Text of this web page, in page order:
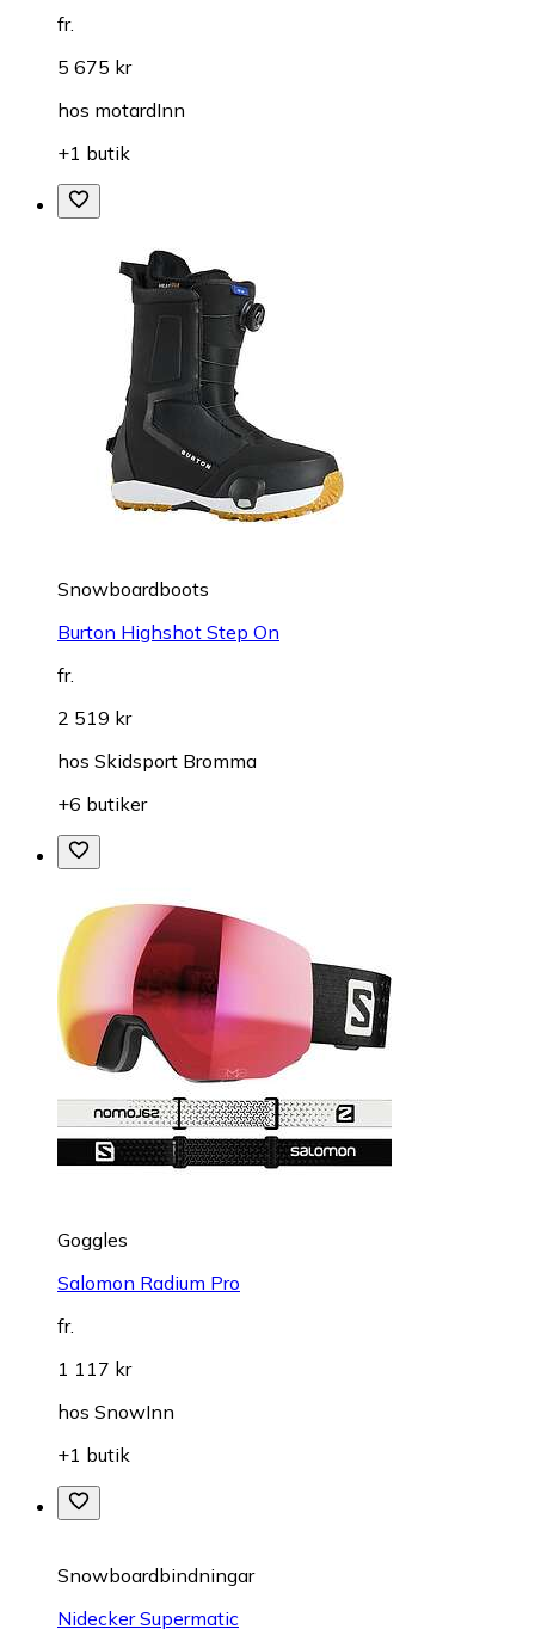
fr.
5 675 kr
hos motardInn
+1 butik
Snowboardboots
Burton Highshot Step On
fr.
2 519 kr
hos Skidsport Bromma
+6 butiker
Goggles
Salomon Radium Pro
fr.
1 117 kr
hos SnowInn
+1 butik
Snowboardbindningar
Nidecker Supermatic